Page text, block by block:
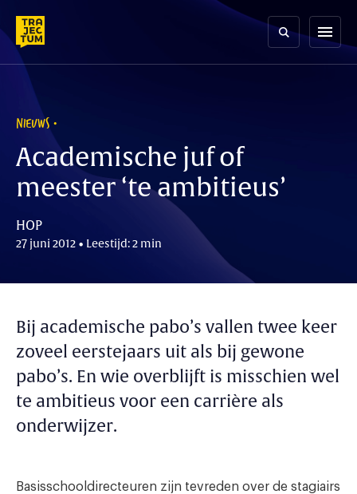
to
content
menu
NIEUWS
Academische juf of
meester ‘te ambitieus’
HOP
27 juni 2012 • Leestijd: 2 min
Bij academische pabo’s vallen twee keer
zoveel eerstejaars uit als bij gewone
pabo’s. En wie overblijft is misschien wel
te ambitieus voor een carrière als
onderwijzer.
Basisschooldirecteuren zijn tevreden over de stagiairs